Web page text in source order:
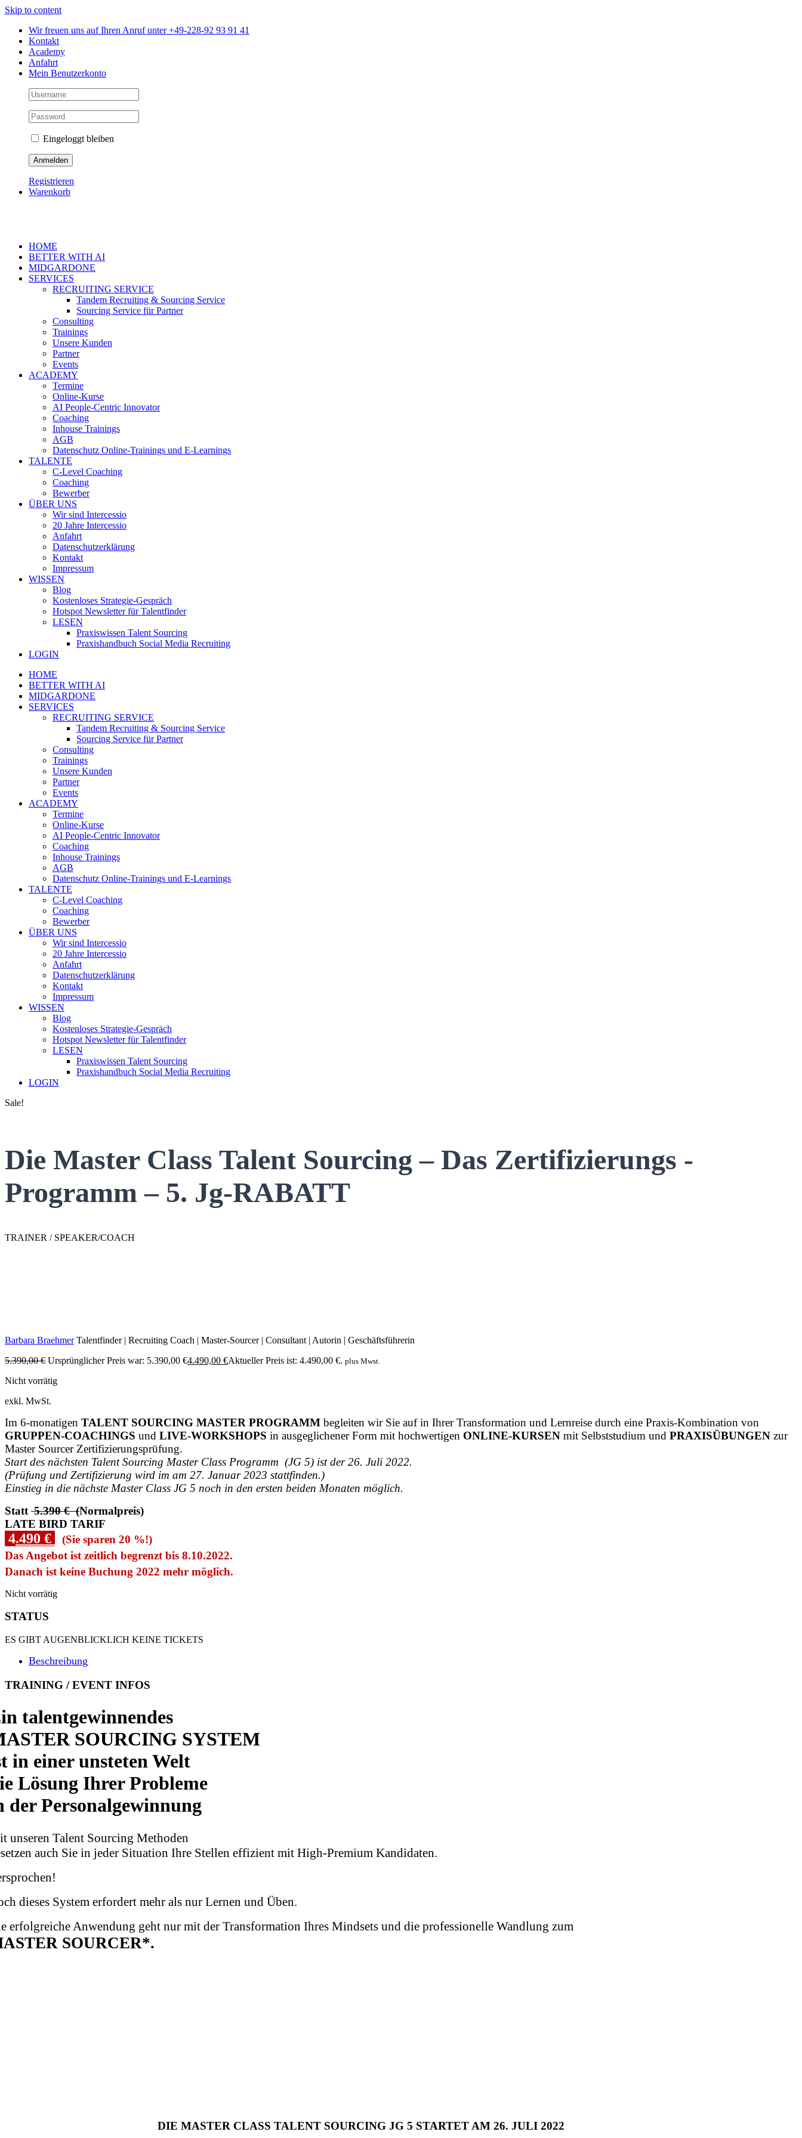
Skip to content
Wir freuen uns auf Ihren Anruf unter +49-228-92 93 91 41
Kontakt
Academy
Anfahrt
Mein Benutzerkonto
Eingeloggt bleiben
Registrieren
Warenkorb
HOME
BETTER WITH AI
MIDGARDONE
SERVICES
RECRUITING SERVICE
Tandem Recruiting & Sourcing Service
Sourcing Service für Partner
Consulting
Trainings
Unsere Kunden
Partner
Events
ACADEMY
Termine
Online-Kurse
AI People-Centric Innovator
Coaching
Inhouse Trainings
AGB
Datenschutz Online-Trainings und E-Learnings
TALENTE
C-Level Coaching
Coaching
Bewerber
ÜBER UNS
Wir sind Intercessio
20 Jahre Intercessio
Anfahrt
Datenschutzerklärung
Kontakt
Impressum
WISSEN
Blog
Kostenloses Strategie-Gespräch
Hotspot Newsletter für Talentfinder
LESEN
Praxiswissen Talent Sourcing
Praxishandbuch Social Media Recruiting
LOGIN
HOME
BETTER WITH AI
MIDGARDONE
SERVICES
RECRUITING SERVICE
Tandem Recruiting & Sourcing Service
Sourcing Service für Partner
Consulting
Trainings
Unsere Kunden
Partner
Events
ACADEMY
Termine
Online-Kurse
AI People-Centric Innovator
Coaching
Inhouse Trainings
AGB
Datenschutz Online-Trainings und E-Learnings
TALENTE
C-Level Coaching
Coaching
Bewerber
ÜBER UNS
Wir sind Intercessio
20 Jahre Intercessio
Anfahrt
Datenschutzerklärung
Kontakt
Impressum
WISSEN
Blog
Kostenloses Strategie-Gespräch
Hotspot Newsletter für Talentfinder
LESEN
Praxiswissen Talent Sourcing
Praxishandbuch Social Media Recruiting
LOGIN
Sale!
Die Master Class Talent Sourcing – Das Zertifizierungs -
Programm – 5. Jg-RABATT
TRAINER / SPEAKER/COACH
Barbara Braehmer Talentfinder | Recruiting Coach | Master-Sourcer | Consultant | Autorin | Geschäftsführerin
5.390,00€ Ursprünglicher Preis war: 5.390,00 €4.490,00 €Aktueller Preis ist: 4.490,00 €. plus Mwst.
Nicht vorrätig
exkl. MwSt.
Im 6-monatigen TALENT SOURCING MASTER PROGRAMM begleiten wir Sie auf in Ihrer Transformation und Lernreise durch eine Praxis-Kombination von
GRUPPEN-COACHINGS und LIVE-WORKSHOPS in ausgeglichener Form mit hochwertigen ONLINE-KURSEN mit Selbststudium und PRAXISÜBUNGEN zur
Master Sourcer Zertifizierungsprüfung.
Start des nächsten Talent Sourcing Master Class Programm (JG 5) ist der 26. Juli 2022.
(Prüfung und Zertifizierung wird im am 27. Januar 2023 stattfinden.)
Einstieg in die nächste Master Class JG 5 noch in den ersten beiden Monaten möglich.
Statt 5.390 € (Normalpreis)
LATE BIRD TARIF
4.490 €
(Sie sparen 20 %!)
Das Angebot ist zeitlich begrenzt bis 8.10.2022.
Danach ist keine Buchung 2022 mehr möglich.
Nicht vorrätig
STATUS
ES GIBT AUGENBLICKLICH KEINE TICKETS
Beschreibung
TRAINING / EVENT INFOS
talentgewinnendes
SOURCING SYSTEM
in einer unsteten Welt
Lösung Ihrer Probleme
der Personalgewinnung
unseren Talent Sourcing Methoden
auch Sie in jeder Situation Ihre Stellen effizient mit High-Premium Kandidaten.
dieses System erfordert mehr als nur Lernen und Üben.
erfolgreiche Anwendung geht nur mit der Transformation Ihres Mindsets und die professionelle Wandlung zum
SOURCER*.
DIE MASTER CLASS TALENT SOURCING JG 5 STARTET AM 26. JULI 2022